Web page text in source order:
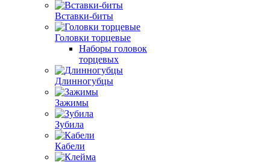
Вставки-биты
Головки торцевые
Наборы головок
торцевых
Длинногубцы
Зажимы
Зубила
Кабели